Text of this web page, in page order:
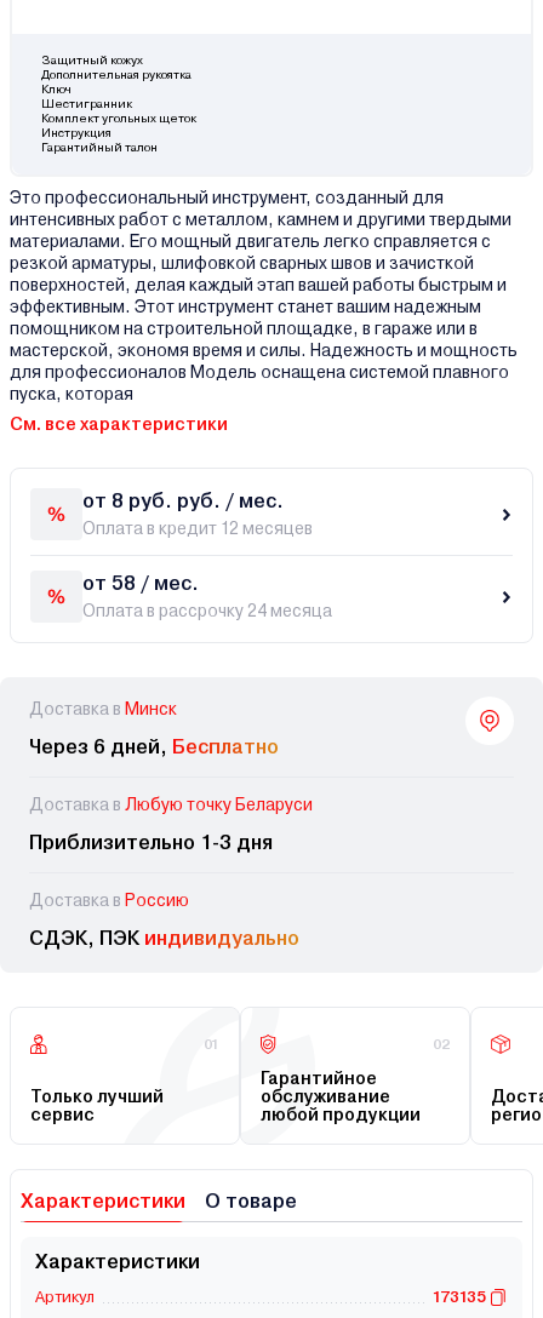
Защитный кожух
Дополнительная рукоятка
Ключ
Шестигранник
Комплект угольных щеток
Инструкция
Гарантийный талон
Это профессиональный инструмент, созданный для
интенсивных работ с металлом, камнем и другими твердыми
материалами. Его мощный двигатель легко справляется с
резкой арматуры, шлифовкой сварных швов и зачисткой
поверхностей, делая каждый этап вашей работы быстрым и
эффективным. Этот инструмент станет вашим надежным
помощником на строительной площадке, в гараже или в
мастерской, экономя время и силы. Надежность и мощность
для профессионалов Модель оснащена системой плавного
пуска, которая
См. все характеристики
от 8 руб. руб. / мес.
Оплата в кредит 12 месяцев
от 58 / мес.
Оплата в рассрочку 24 месяца
Доставка в Минск
Через 6 дней, Бесплатно
Доставка в Любую точку Беларуси
Приблизительно 1-3 дня
Доставка в Россию
СДЭК, ПЭК индивидуально
01
Только лучший
сервис
02
Гарантийное
обслуживание
любой продукции
Характеристики О товаре
Характеристики
Артикул
173135